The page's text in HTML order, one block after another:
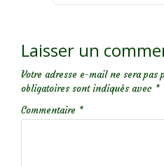
Laisser un
Votre adresse e-mail ne sera pas
obligatoires sont indiqués avec *
Commentaire *